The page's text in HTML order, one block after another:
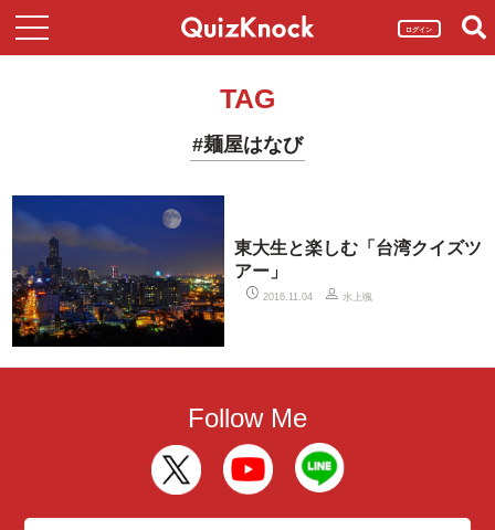
ログイン
TAG
#麺屋はなび
東大生と楽しむ「台湾クイズツ
アー」
2016.11.04 水上颯
Follow Me